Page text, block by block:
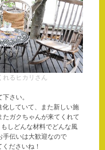
れるヒカリさん
さい。
していて、また新しい施
ガクちゃんが来てくれて
しどんな材料でどんな風
手伝いは大歓迎なので
ださいね！